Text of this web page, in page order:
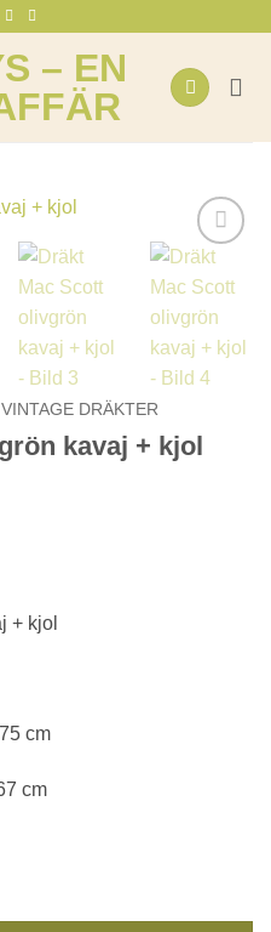
VINTAGE DRÄKTER
kavaj + kjol
+ kjol
cm
cm